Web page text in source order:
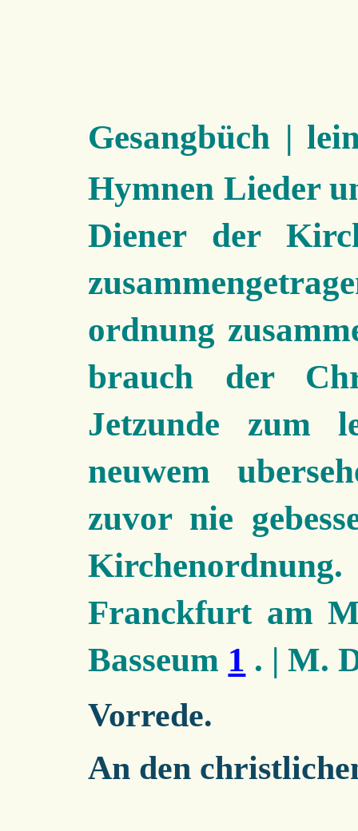
Gesangbüch |
Hymnen Lieder
Diener der
ordnung
brauch der
Jetzunde zum
neuwem
zuvor nie
Franckfurt am
Basseum 1 . | M.
Vorrede.
An den